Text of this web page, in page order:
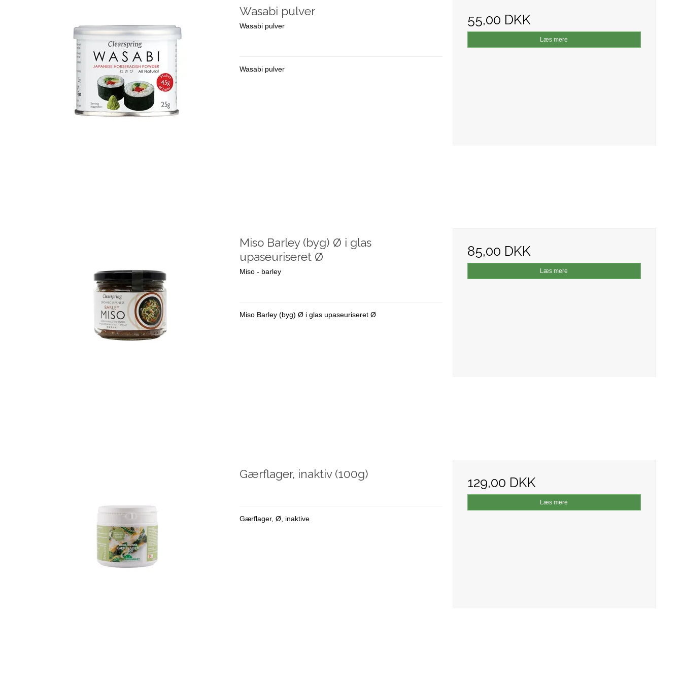
Wasabi pulver
Wasabi pulver
Wasabi pulver
55,00 DKK
Læs mere
Miso Barley (byg) Ø i glas
upaseuriseret Ø
Miso - barley
Miso Barley (byg) Ø i glas upaseuriseret Ø
85,00 DKK
Læs mere
Gærflager, inaktiv (100g)
Gærflager, Ø, inaktive
129,00 DKK
Læs mere